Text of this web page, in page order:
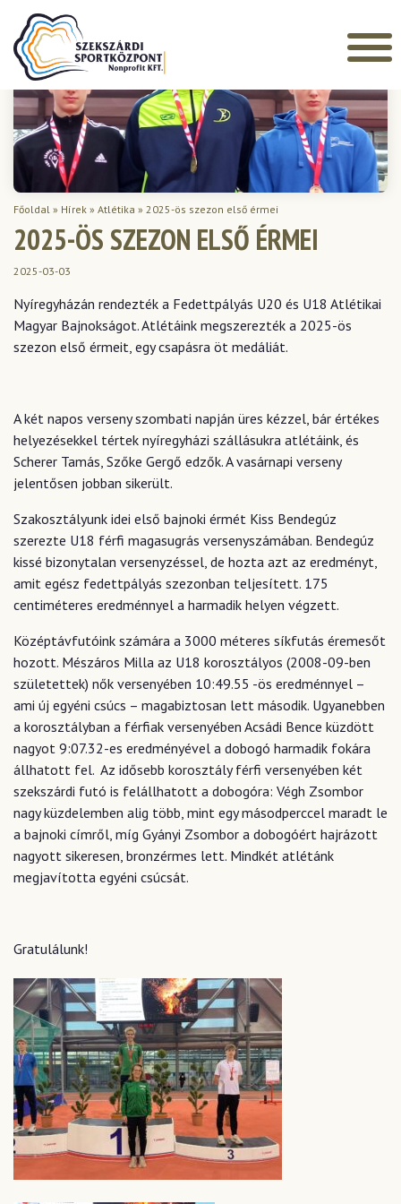
Főoldal » Hírek » Atlétika » 2025-ös szezon első érmei
2025-ÖS SZEZON ELSŐ ÉRMEI
2025-03-03
Nyíregyházán rendezték a Fedettpályás U20 és U18 Atlétikai
Magyar Bajnokságot. Atlétáink megszerezték a 2025-ös
szezon első érmeit, egy csapásra öt medáliát.
A két napos verseny szombati napján üres kézzel, bár értékes
helyezésekkel tértek nyíregyházi szállásukra atlétáink, és
Scherer Tamás, Szőke Gergő edzők. A vasárnapi verseny
jelentősen jobban sikerült.
Szakosztályunk idei első bajnoki érmét Kiss Bendegúz
szerezte U18 férfi magasugrás versenyszámában. Bendegúz
kissé bizonytalan versenyzéssel, de hozta azt az eredményt,
amit egész fedettpályás szezonban teljesített. 175
centiméteres eredménnyel a harmadik helyen végzett.
Középtávfutóink számára a 3000 méteres síkfutás éremesőt
hozott. Mészáros Milla az U18 korosztályos (2008-09-ben
születettek) nők versenyében 10:49.55 -ös eredménnyel –
ami új egyéni csúcs – magabiztosan lett második. Ugyanebben
a korosztályban a férfiak versenyében Acsádi Bence küzdött
nagyot 9:07.32-es eredményével a dobogó harmadik fokára
állhatott fel. Az idősebb korosztály férfi versenyében két
szekszárdi futó is felállhatott a dobogóra: Végh Zsombor
nagy küzdelemben alig több, mint egy másodperccel maradt le
a bajnoki címről, míg Gyányi Zsombor a dobogóért hajrázott
nagyott sikeresen, bronzérmes lett. Mindkét atlétánk
megjavította egyéni csúcsát.
Gratulálunk!